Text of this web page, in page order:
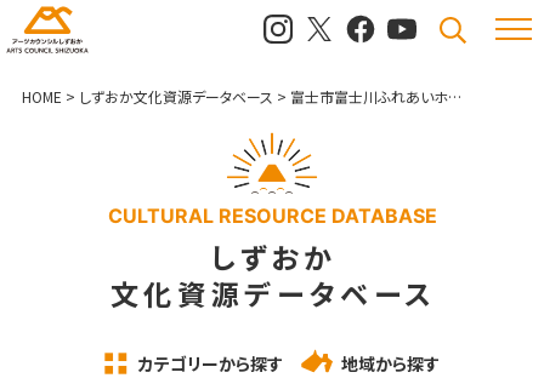
メニュ
検索
HOME > しずおか文化資源データベース > 富士市富士川ふれあいホール
CULTURAL RESOURCE DATABASE
しずおか
文化資源データベース
カテゴリーから探す 地域から探す